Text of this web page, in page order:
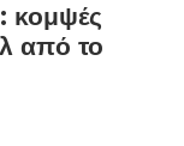
από το